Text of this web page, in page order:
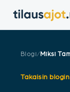
Blogi/Miksi
Takaisin